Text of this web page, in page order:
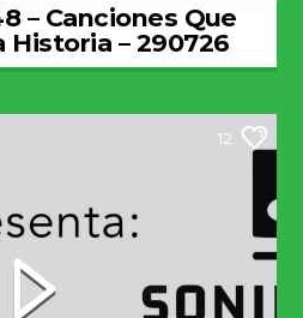
– Canciones Que
Historia – 290726
12